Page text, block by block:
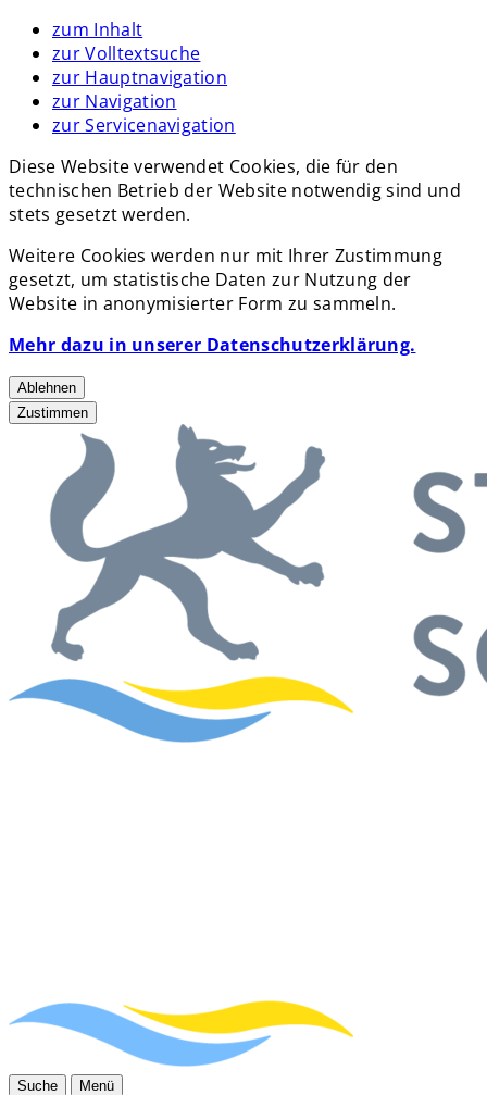
zum Inhalt
zur Volltextsuche
zur Hauptnavigation
zur Navigation
zur Servicenavigation
Diese Website verwendet Cookies, die für den
technischen Betrieb der Website notwendig sind und
stets gesetzt werden.
Weitere Cookies werden nur mit Ihrer Zustimmung
gesetzt, um statistische Daten zur Nutzung der
Website in anonymisierter Form zu sammeln.
Mehr dazu in unserer Datenschutzerklärung.
Ablehnen
Zustimmen
Suche Menü